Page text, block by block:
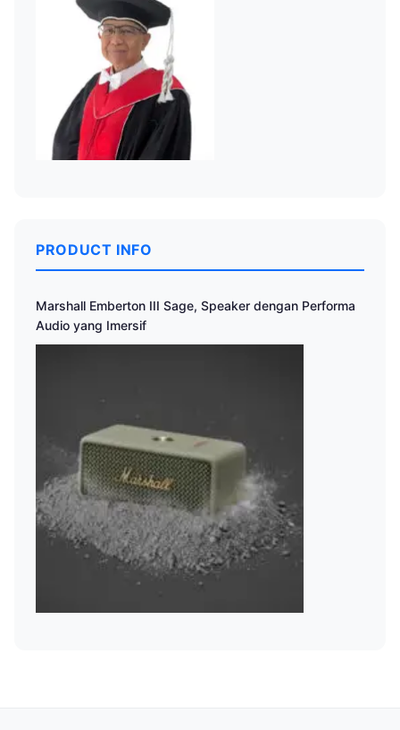
PRODUCT INFO
Marshall Emberton III Sage, Speaker dengan Performa
Audio yang Imersif